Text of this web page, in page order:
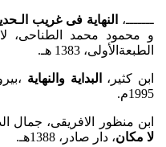
ـــــــ، النهایة فی غریب
و محمود محمد الطناحی، لا
الطبعةالأولی، 1383 هـ.
ابن کثیر، البدایة والنهایة
1995م.
ابن منظور الافریقی، جمال
لا مکان، دار صادر، 1388هـ.